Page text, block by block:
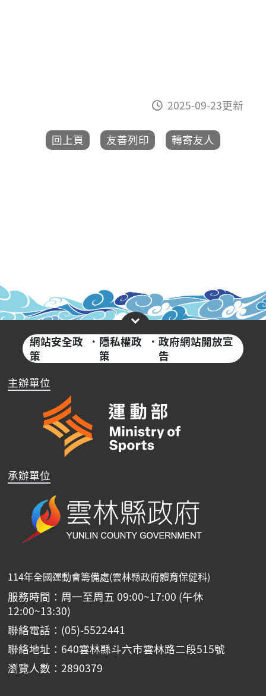
2025-09-23更新
網站安全政
策
· 隱私權政
策
· 政府網站開放宣
告
主辦單位
承辦單位
114年全國運動會籌備處(雲林縣政府體育保健科)
服務時間：周一至周五 09:00~17:00 (午休
12:00~13:30)
聯絡電話：(05)-5522441
聯絡地址：640雲林縣斗六市雲林路二段515號
瀏覽人數：2890379